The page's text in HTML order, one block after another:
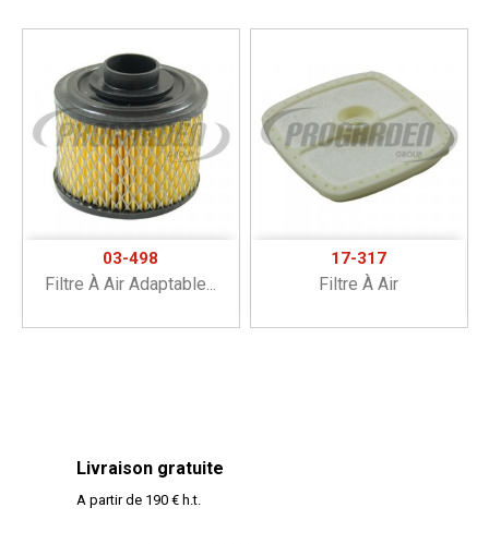
03-498
Filtre À Air Adaptable...
17-317
Filtre À Air
Livraison gratuite
A partir de 190 € h.t.